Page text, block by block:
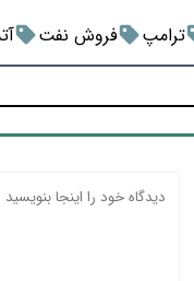
ترامپ فروش نفت